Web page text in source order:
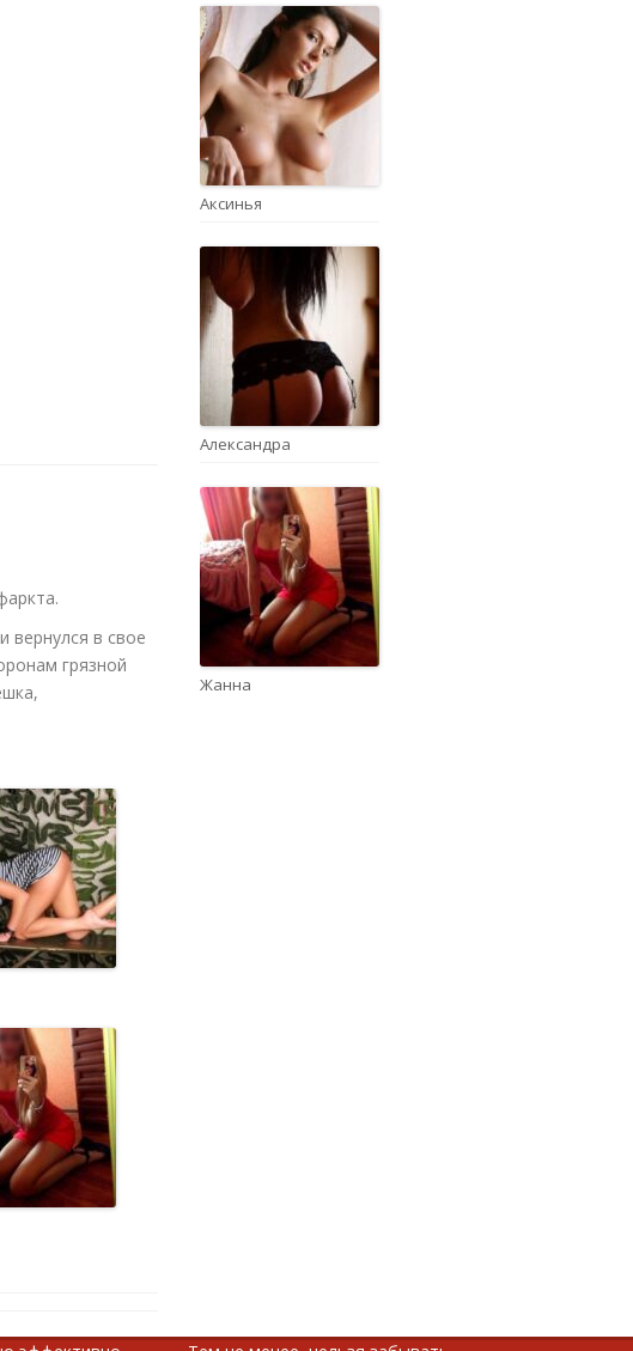
вернулся в свое
грязной
Аксинья
Александра
Жанна